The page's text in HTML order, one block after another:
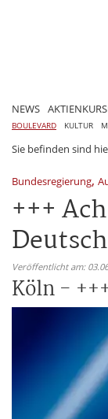
NEWS
BOULEVARD KULTUR
Sie befinden sind
Bundesregierung,
+++
Veröffentlicht am:
Köln -